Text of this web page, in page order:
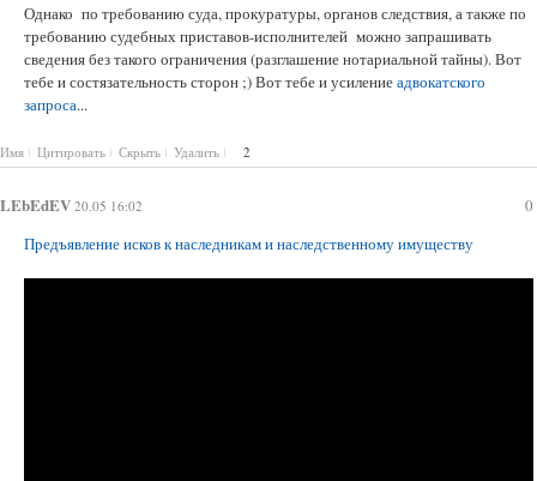
Однако по требованию суда, прокуратуры, органов следствия, а также по
требованию судебных приставов-исполнителей можно запрашивать
сведения без такого ограничения (разглашение нотариальной тайны). Вот
тебе и состязательность сторон ;) Вот тебе и усилениеадвокатского
запроса...
Имя Цитировать Скрыть Удалить 2
0
LEbEdEV 20.05 16:02
Предъявление исков к наследникам и наследственному имуществу